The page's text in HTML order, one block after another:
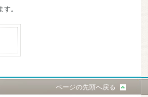
。
ページの先頭へ戻る